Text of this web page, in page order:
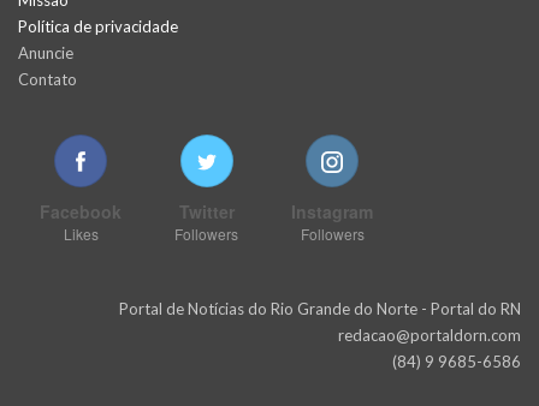
Política de privacidade
Anuncie
Contato
Facebook
Likes
Twitter
Followers
Instagram
Followers
Portal de Notícias do Rio Grande do Norte - Portal do RN
redacao@portaldorn.com
(84) 9 9685-6586